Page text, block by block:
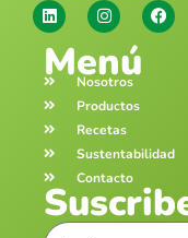
Menú
Nosotros
Productos
Recetas
Sustentabilidad
Contacto